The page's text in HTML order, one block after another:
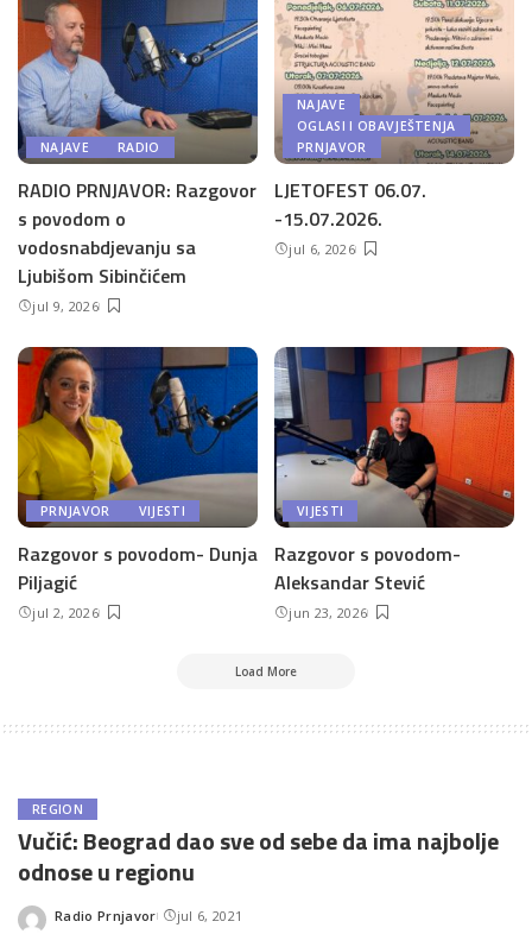
NAJAVE RADIO
RADIO PRNJAVOR: Razgovor
s povodom o
vodosnabdjevanju sa
Ljubišom Sibinčićem
jul 9, 2026
NAJAVE
OGLASI I OBAVJEŠTENJA
PRNJAVOR
LJETOFEST 06.07.
-15.07.2026.
jul 6, 2026
PRNJAVOR VIJESTI
Razgovor s povodom- Dunja
Piljagić
jul 2, 2026
VIJESTI
Razgovor s povodom-
Aleksandar Stević
jun 23, 2026
Load More
REGION
Vučić: Beograd dao sve od sebe da ima najbolje
odnose u regionu
Posted
Radio Prnjavor jul 6, 2021